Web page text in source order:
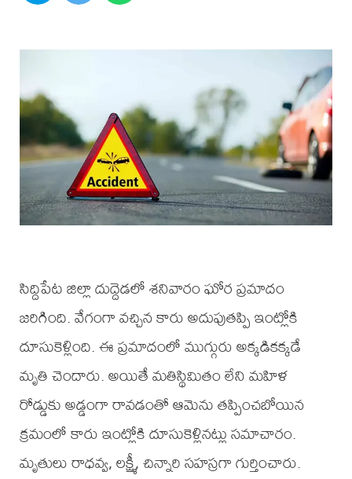
సిద్దిపేట జిల్లా దుద్దెడలో శనివారం ఘోర ప్రమాదం
జరిగింది. వేగంగా వచ్చిన కారు అదుపుతప్పి ఇంట్లోకి
దూసుకెళ్లింది. ఈ ప్రమాదంలో ముగ్గురు అక్కడికక్కడే
మృతి చెందారు. అయితే మతిస్థిమితం లేని మహిళ
రోడ్డుకు అడ్డంగా రావడంతో ఆమెను తప్పించబోయిన
క్రమంలో కారు ఇంట్లోకి దూసుకెళ్లినట్లు సమాచారం.
మృతులు రాధవ్వ, లక్ష్మీ, చిన్నారి సహస్రగా గుర్తించారు.